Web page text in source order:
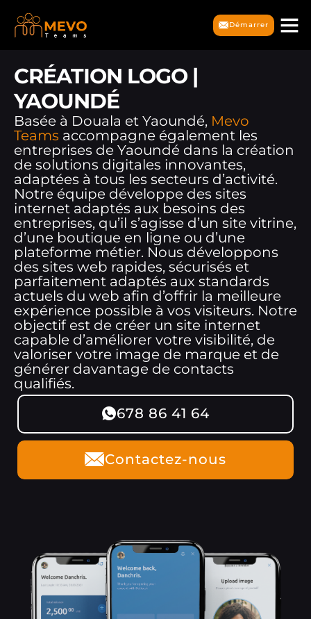
Démarrer
CRÉATION LOGO |
YAOUNDÉ
Basée à Douala et Yaoundé, Mevo
Teams accompagne également les
entreprises de Yaoundé dans la création
de solutions digitales innovantes,
adaptées à tous les secteurs d’activité.
Notre équipe développe des sites
internet adaptés aux besoins des
entreprises, qu’il s’agisse d’un site vitrine,
d’une boutique en ligne ou d’une
plateforme métier. Nous développons
des sites web rapides, sécurisés et
parfaitement adaptés aux standards
actuels du web afin d’offrir la meilleure
expérience possible à vos visiteurs. Notre
objectif est de créer un site internet
capable d’améliorer votre visibilité, de
valoriser votre image de marque et de
générer davantage de contacts
qualifiés.
678 86 41 64
Contactez-nous